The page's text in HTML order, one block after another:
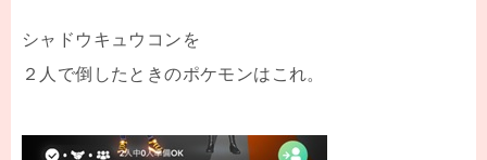
シャドウキュウコンを
２人で倒したときのポケモンはこれ。